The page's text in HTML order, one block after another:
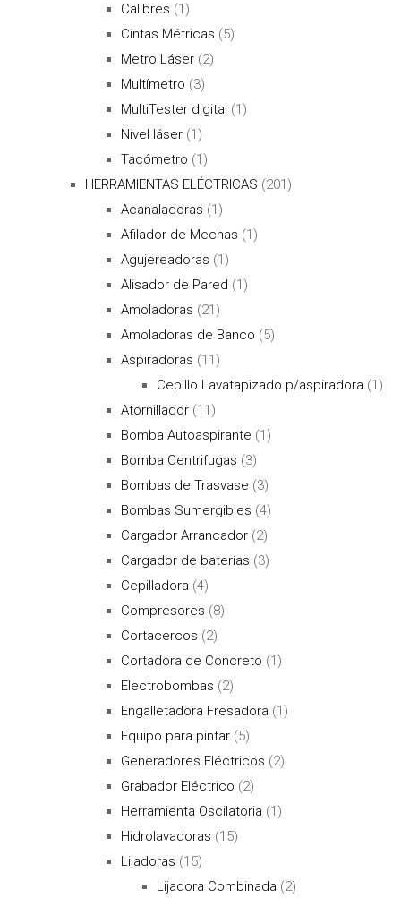
Calibres (1)
Cintas Métricas (5)
Metro Láser (2)
Multímetro (3)
MultiTester digital (1)
Nivel láser (1)
Tacómetro (1)
HERRAMIENTAS ELÉCTRICAS (201)
Acanaladoras (1)
Afilador de Mechas (1)
Agujereadoras (1)
Alisador de Pared (1)
Amoladoras (21)
Amoladoras de Banco (5)
Aspiradoras (11)
Cepillo Lavatapizado p/aspiradora (1)
Atornillador (11)
Bomba Autoaspirante (1)
Bomba Centrifugas (3)
Bombas de Trasvase (3)
Bombas Sumergibles (4)
Cargador Arrancador (2)
Cargador de baterías (3)
Cepilladora (4)
Compresores (8)
Cortacercos (2)
Cortadora de Concreto (1)
Electrobombas (2)
Engalletadora Fresadora (1)
Equipo para pintar (5)
Generadores Eléctricos (2)
Grabador Eléctrico (2)
Herramienta Oscilatoria (1)
Hidrolavadoras (15)
Lijadoras (15)
Lijadora Combinada (2)